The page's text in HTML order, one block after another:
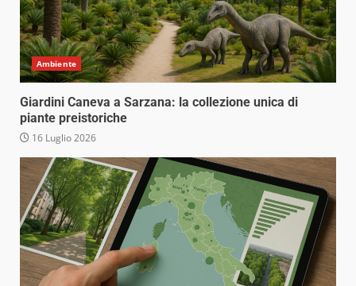
Ambiente
Giardini Caneva a Sarzana: la collezione unica di
piante preistoriche
16 Luglio 2026